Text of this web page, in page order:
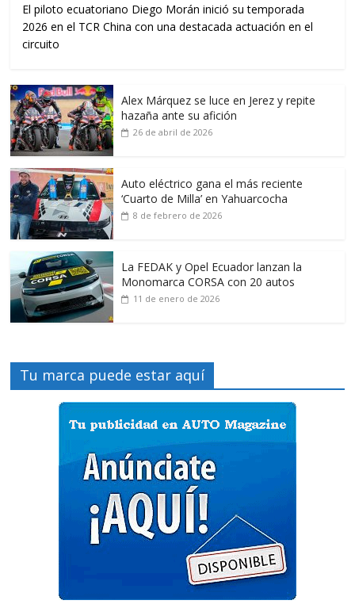
El piloto ecuatoriano Diego Morán inició su temporada
2026 en el TCR China con una destacada actuación en el
circuito
Alex Márquez se luce en Jerez y repite
hazaña ante su afición
26 de abril de 2026
Auto eléctrico gana el más reciente
‘Cuarto de Milla’ en Yahuarcocha
8 de febrero de 2026
La FEDAK y Opel Ecuador lanzan la
Monomarca CORSA con 20 autos
11 de enero de 2026
Tu marca puede estar aquí